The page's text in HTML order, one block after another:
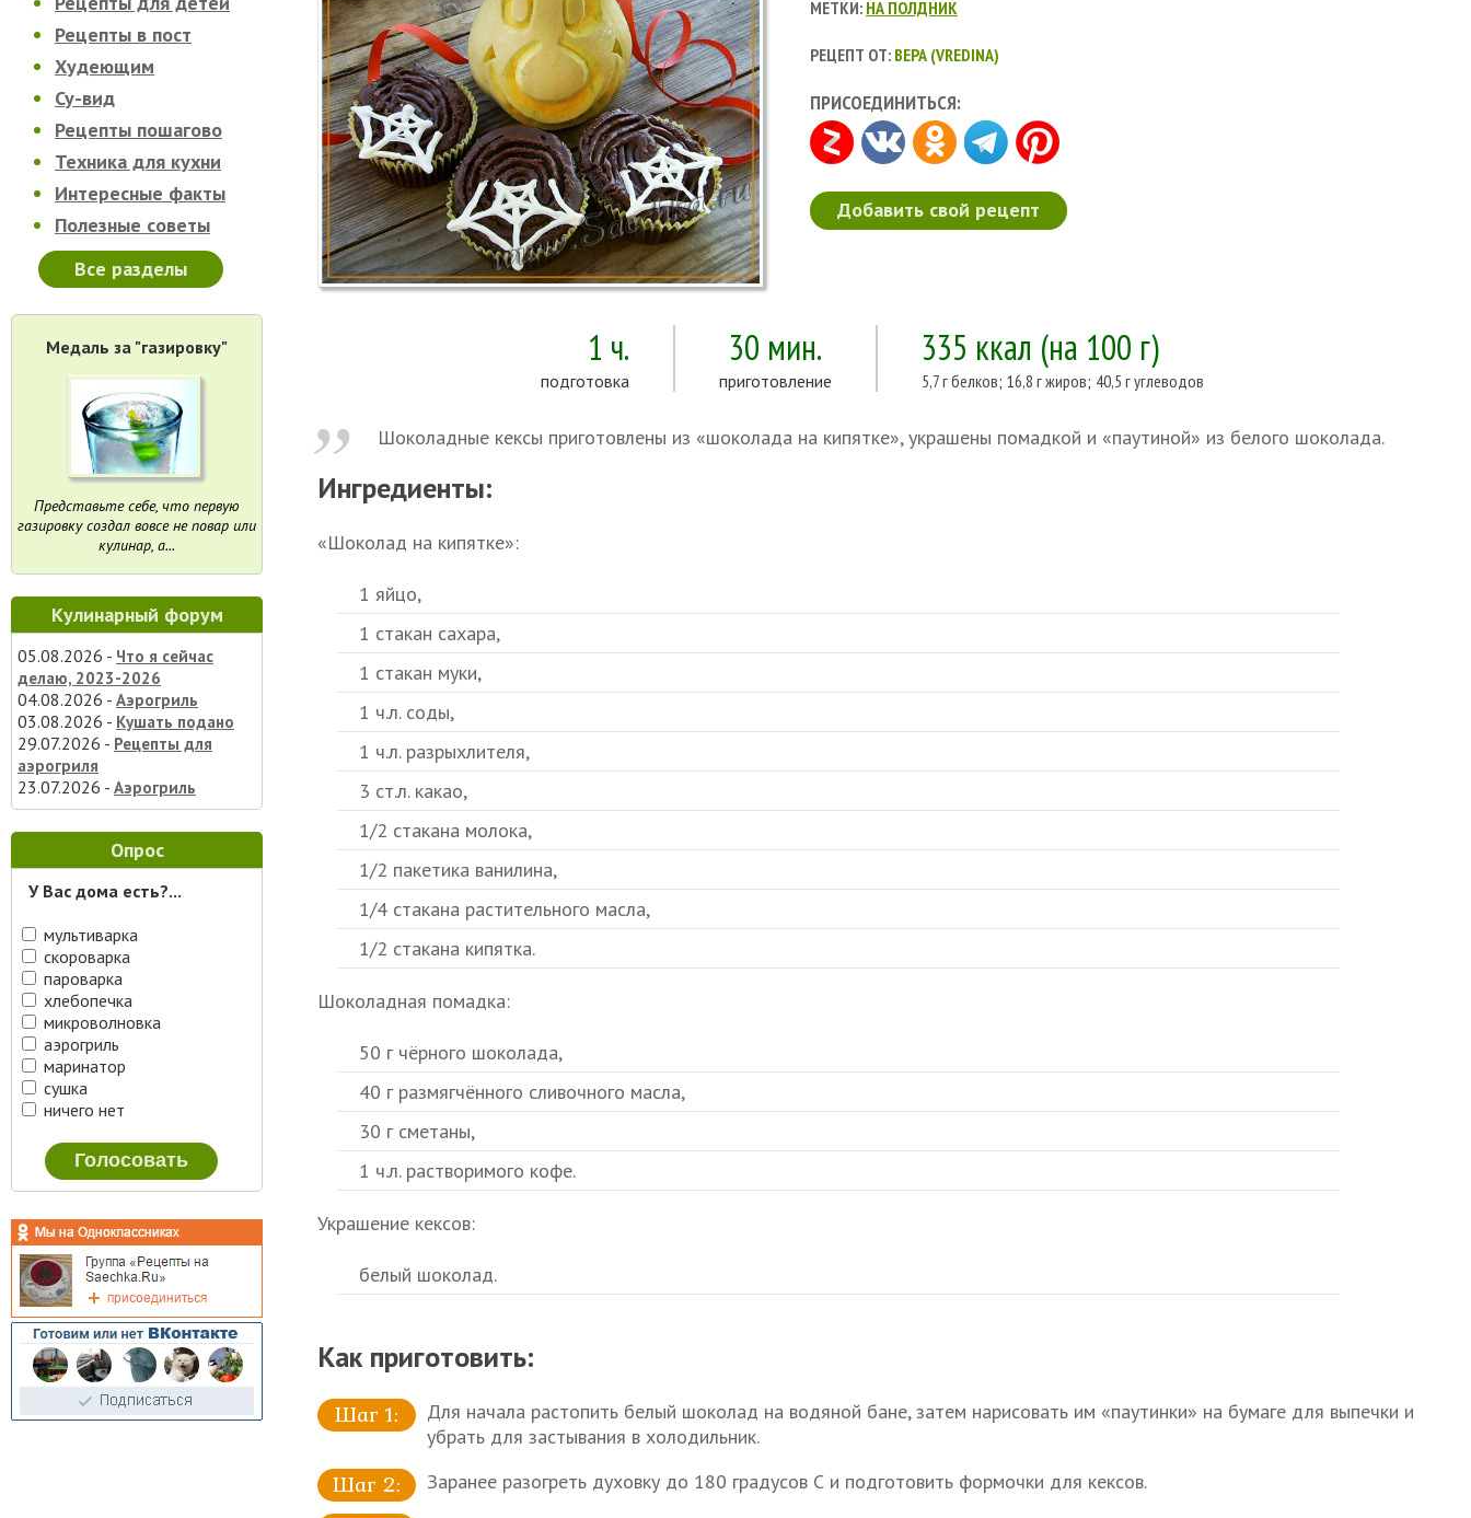
Рецепты в пост
Худеющим
Су-вид
Рецепты пошагово
Техника для кухни
Интересные факты
Полезные советы
Все разделы
Медаль за "газировку"
Представьте себе, что первую
газировку создал вовсе не повар или
кулинар, а...
Кулинарный форум
05.08.2026 - Что я сейчас
делаю, 2023-2026
04.08.2026 - Аэрогриль
03.08.2026 - Кушать подано
29.07.2026 - Рецепты для
аэрогриля
23.07.2026 - Аэрогриль
Опрос
У Вас дома есть?...
мультиварка
скороварка
пароварка
хлебопечка
микроволновка
аэрогриль
маринатор
сушка
ничего нет
МЕТКИ: НА ПОЛДНИК
РЕЦЕПТ ОТ: ВЕРА (VREDINA)
ПРИСОЕДИНИТЬСЯ:
Добавить свой рецепт
1 ч.
подготовка
30 мин.
приготовление
335 ккал (на 100 г)
5,7 г белков; 16,8 г жиров; 40,5 г углеводов
Шоколадные кексы приготовлены из «шоколада на кипятке», украшены помадкой и «паутиной» из белого шоколада.
Ингредиенты:
«Шоколад на кипятке»:
1 яйцо,
1 стакан сахара,
1 стакан муки,
1 ч.л. соды,
1 ч.л. разрыхлителя,
3 ст.л. какао,
1/2 стакана молока,
1/2 пакетика ванилина,
1/4 стакана растительного масла,
1/2 стакана кипятка.
Шоколадная помадка:
50 г чёрного шоколада,
40 г размягчённого сливочного масла,
30 г сметаны,
1 ч.л. растворимого кофе.
Украшение кексов:
белый шоколад.
Как приготовить:
Для начала растопить белый шоколад на водяной бане, затем нарисовать им «паутинки» на бумаге для выпечки и
убрать для застывания в холодильник.
Заранее разогреть духовку до 180 градусов С и подготовить формочки для кексов.